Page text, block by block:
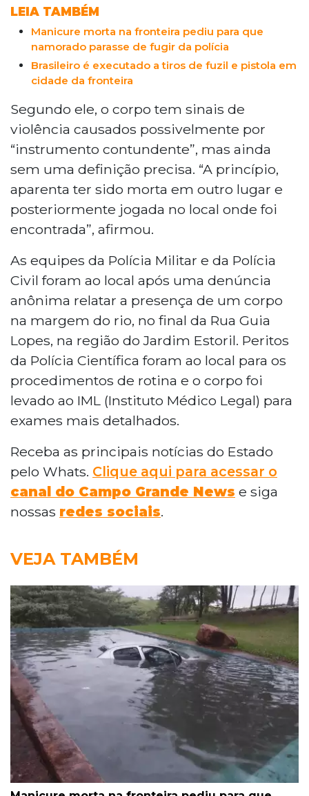
acionada por denúncia anônima.
LEIA TAMBÉM
Manicure morta na fronteira pediu para que
namorado parasse de fugir da polícia
Brasileiro é executado a tiros de fuzil e pistola em
cidade da fronteira
Segundo ele, o corpo tem sinais de
violência causados possivelmente por
“instrumento contundente”, mas ainda
sem uma definição precisa. “A princípio,
aparenta ter sido morta em outro lugar e
posteriormente jogada no local onde foi
encontrada”, afirmou.
As equipes da Polícia Militar e da Polícia
Civil foram ao local após uma denúncia
anônima relatar a presença de um corpo
na margem do rio, no final da Rua Guia
Lopes, na região do Jardim Estoril. Peritos
da Polícia Científica foram ao local para os
procedimentos de rotina e o corpo foi
levado ao IML (Instituto Médico Legal) para
exames mais detalhados.
Receba as principais notícias do Estado
pelo Whats. Clique aqui para acessar o
canal do Campo Grande News e siga
nossas redes sociais.
VEJA TAMBÉM